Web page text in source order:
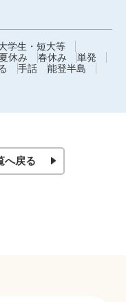
学生・短大等
夏休み 春休み
単発
手話
能登半島
へ戻る